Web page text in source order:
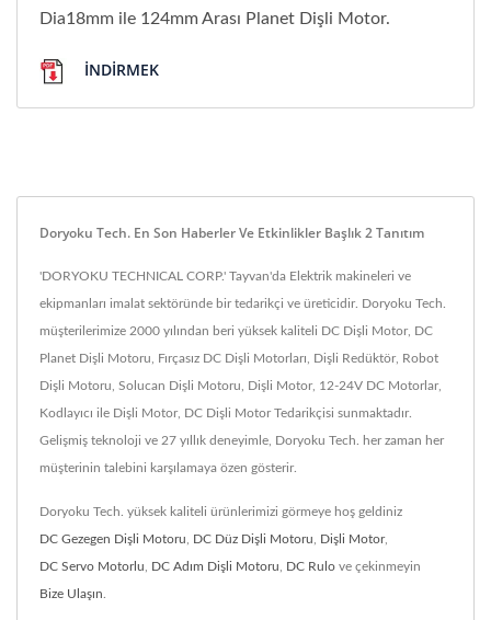
Dia18mm ile 124mm Arası Planet Dişli Motor.
İNDIRMEK
Doryoku Tech. En Son Haberler Ve Etkinlikler Başlık 2 Tanıtım
'DORYOKU TECHNICAL CORP.' Tayvan'da Elektrik makineleri ve
ekipmanları imalat sektöründe bir tedarikçi ve üreticidir. Doryoku Tech.
müşterilerimize 2000 yılından beri yüksek kaliteli DC Dişli Motor, DC
Planet Dişli Motoru, Fırçasız DC Dişli Motorları, Dişli Redüktör, Robot
Dişli Motoru, Solucan Dişli Motoru, Dişli Motor, 12-24V DC Motorlar,
Kodlayıcı ile Dişli Motor, DC Dişli Motor Tedarikçisi sunmaktadır.
Gelişmiş teknoloji ve 27 yıllık deneyimle, Doryoku Tech. her zaman her
müşterinin talebini karşılamaya özen gösterir.
Doryoku Tech. yüksek kaliteli ürünlerimizi görmeye hoş geldiniz
DC Gezegen Dişli Motoru DC Düz Dişli Motoru Dişli Motor,
DC Servo Motorlu DC Adım Dişli Motoru DC Rulo ve çekinmeyin
Bize Ulaşın